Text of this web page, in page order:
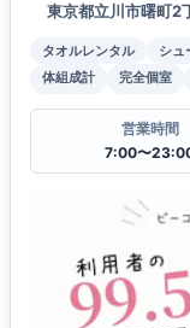
東京都立川市曙町
タオルレンタル シュ
体組成計
完全個室
営業時間
7:00〜